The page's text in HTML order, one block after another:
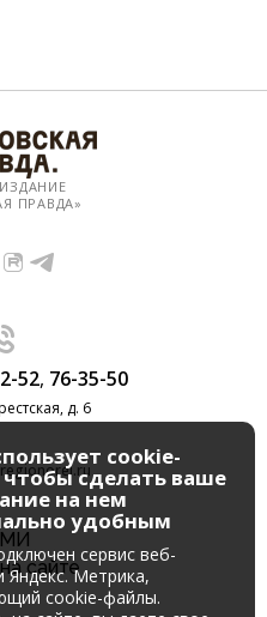
ПРАВДА»
52, 76-35-50
д. 6
сайте
cookie-
сделать ваше
на нем
удобным
сервис веб-
Яндекс. Метрика,
cookie-файлы.